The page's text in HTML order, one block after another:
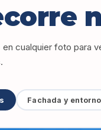
en cualquier foto para
Fachada y entorno